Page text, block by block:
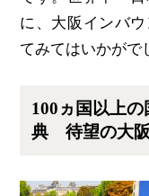
に、大阪インバ
てみてはいかがで
100ヵ国以上
典 待望の大阪